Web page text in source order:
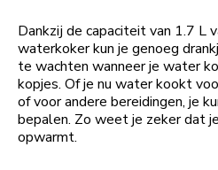
Dankzij de capaciteit van 1.7 L
waterkoker kun je genoeg
te wachten wanneer je water
kopjes. Of je nu water kookt
of voor andere bereidingen, je
bepalen. Zo weet je zeker dat
opwarmt.